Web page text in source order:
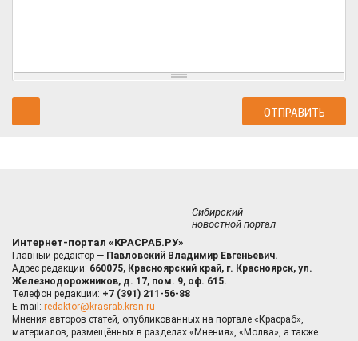
Сибирский
новостной портал
Интернет-портал «КРАСРАБ.РУ»
Главный редактор — Павловский Владимир Евгеньевич.
Адрес редакции: 660075, Красноярский край, г. Красноярск, ул.
Железнодорожников, д. 17, пом. 9, оф. 615.
Телефон редакции: +7 (391) 211-56-88
E-mail: redaktor@krasrab.krsn.ru
Мнения авторов статей, опубликованных на портале «Красраб»,
материалов, размещённых в разделах «Мнения», «Молва», а также